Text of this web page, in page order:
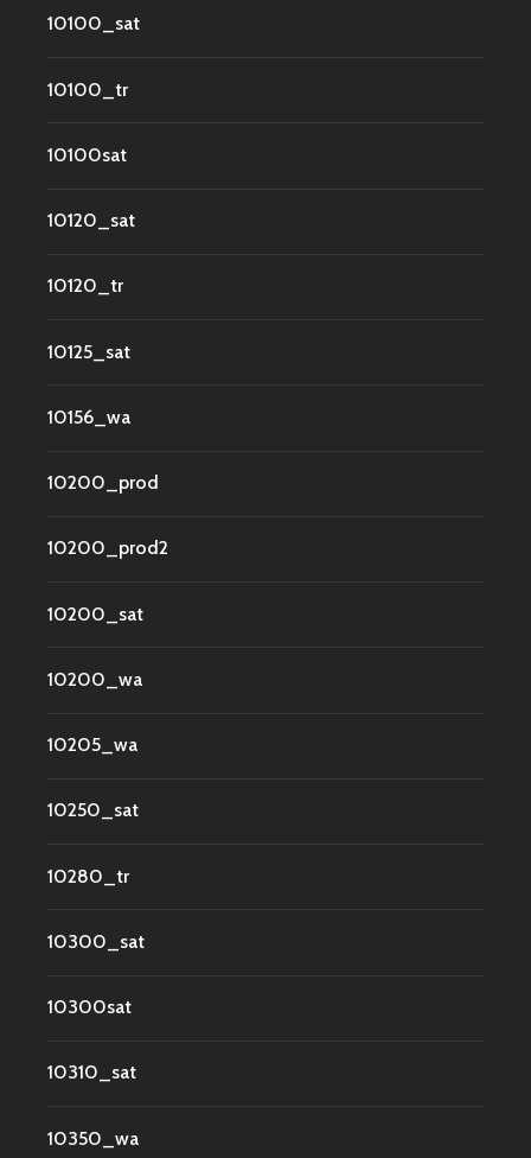
10100_sat
10100_tr
10100sat
10120_sat
10120_tr
10125_sat
10156_wa
10200_prod
10200_prod2
10200_sat
10200_wa
10205_wa
10250_sat
10280_tr
10300_sat
10300sat
10310_sat
10350_wa